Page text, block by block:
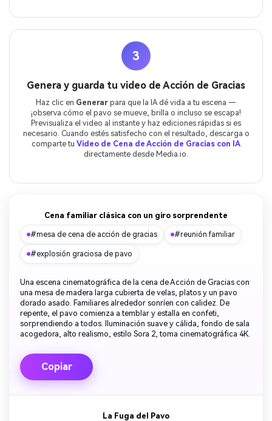
3
Genera y guarda tu video de Acción de Gracias
Haz clic en Generar para que la IA dé vida a tu escena —
¡observa cómo el pavo se mueve, brilla o incluso se escapa!
Previsualiza el video al instante y haz ediciones rápidas si es
necesario. Cuando estés satisfecho con el resultado, descarga o
comparte tu Video de Cena de Acción de Gracias con IA
directamente desde Media.io.
Cena familiar clásica con un giro sorprendente
#mesa de cena de acción de gracias #reunión familiar
#explosión graciosa de pavo
Una escena cinematográfica de la cena de Acción de Gracias con
una mesa de madera larga cubierta de velas, platos y un pavo
dorado asado. Familiares alrededor sonríen con calidez. De
repente, el pavo comienza a temblar y estalla en confeti,
sorprendiendo a todos. Iluminación suave y cálida, fondo de sala
acogedora, alto realismo, estilo Sora 2, toma cinematográfica 4K.
Copiar
La Fuga del Pavo